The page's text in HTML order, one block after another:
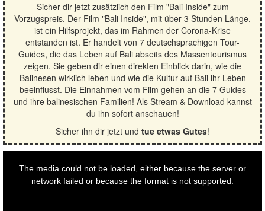
Sicher dir jetzt zusätzlich den Film "Bali Inside" zum
Vorzugspreis. Der Film "Bali Inside", mit über 3 Stunden Länge,
ist ein Hilfsprojekt, das im Rahmen der Corona-Krise
entstanden ist. Er handelt von 7 deutschsprachigen Tour-
Guides, die das Leben auf Bali abseits des Massentourismus
zeigen. Sie geben dir einen direkten Einblick darin, wie die
Balinesen wirklich leben und wie die Kultur auf Bali ihr Leben
beeinflusst. Die Einnahmen vom Film gehen an die 7 Guides
und ihre balinesischen Familien! Als Stream & Download kannst
du ihn sofort anschauen!
Sicher ihn dir jetzt und tue etwas Gutes!
The media could not be loaded, either because the server or
network failed or because the format is not supported.